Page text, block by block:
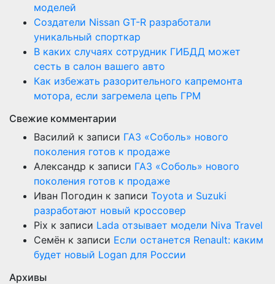
моделей
Создатели Nissan GT-R разработали
уникальный спорткар
В каких случаях сотрудник ГИБДД может
сесть в салон вашего авто
Как избежать разорительного капремонта
мотора, если загремела цепь ГРМ
Свежие комментарии
Василий к записи ГАЗ «Соболь» нового
поколения готов к продаже
Александр к записи ГАЗ «Соболь» нового
поколения готов к продаже
Иван Погодин к записи Toyota и Suzuki
разработают новый кроссовер
Pix к записи Lada отзывает модели Niva Travel
Семён к записи Если останется Renault: каким
будет новый Logan для России
Архивы